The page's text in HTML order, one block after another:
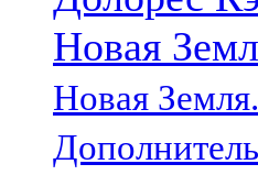
Новая
Новая